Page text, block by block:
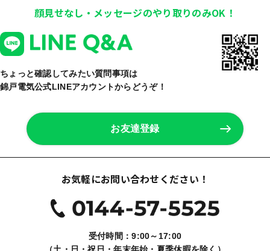
顔見せなし・メッセージのやり取りのみOK！
ちょっと確認してみたい質問事項は
錦戸電気公式LINEアカウントからどうぞ！
お友達登録
お気軽にお問い合わせください！
受付時間：9:00～17:00